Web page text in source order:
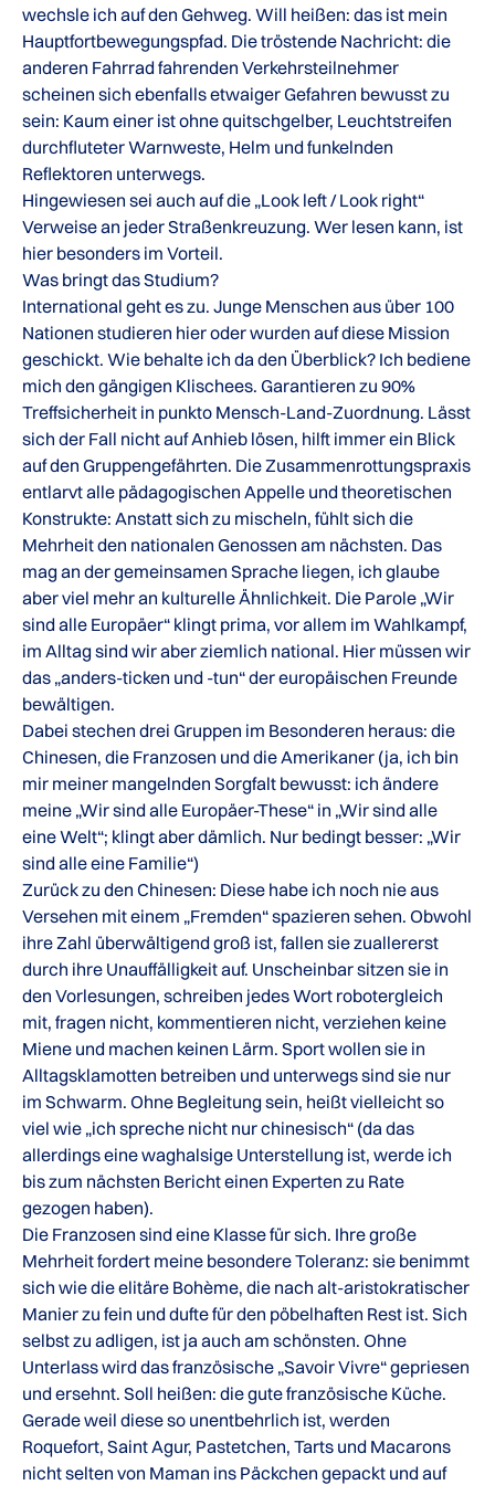
wechsle ich auf den Gehweg. Will heißen: das ist mein
Hauptfortbewegungspfad. Die tröstende Nachricht: die
anderen Fahrrad fahrenden Verkehrsteilnehmer
scheinen sich ebenfalls etwaiger Gefahren bewusst zu
sein: Kaum einer ist ohne quitschgelber, Leuchtstreifen
durchfluteter Warnweste, Helm und funkelnden
Reflektoren unterwegs.
Hingewiesen sei auch auf die „Look left / Look right“
Verweise an jeder Straßenkreuzung. Wer lesen kann, ist
hier besonders im Vorteil.
Was bringt das Studium?
International geht es zu. Junge Menschen aus über 100
Nationen studieren hier oder wurden auf diese Mission
geschickt. Wie behalte ich da den Überblick? Ich bediene
mich den gängigen Klischees. Garantieren zu 90%
Treffsicherheit in punkto Mensch-Land-Zuordnung. Lässt
sich der Fall nicht auf Anhieb lösen, hilft immer ein Blick
auf den Gruppengefährten. Die Zusammenrottungspraxis
entlarvt alle pädagogischen Appelle und theoretischen
Konstrukte: Anstatt sich zu mischeln, fühlt sich die
Mehrheit den nationalen Genossen am nächsten. Das
mag an der gemeinsamen Sprache liegen, ich glaube
aber viel mehr an kulturelle Ähnlichkeit. Die Parole „Wir
sind alle Europäer“ klingt prima, vor allem im Wahlkampf,
im Alltag sind wir aber ziemlich national. Hier müssen wir
das „anders-ticken und -tun“ der europäischen Freunde
bewältigen.
Dabei stechen drei Gruppen im Besonderen heraus: die
Chinesen, die Franzosen und die Amerikaner (ja, ich bin
mir meiner mangelnden Sorgfalt bewusst: ich ändere
meine „Wir sind alle Europäer-These“ in „Wir sind alle
eine Welt“; klingt aber dämlich. Nur bedingt besser: „Wir
sind alle eine Familie“)
Zurück zu den Chinesen: Diese habe ich noch nie aus
Versehen mit einem „Fremden“ spazieren sehen. Obwohl
ihre Zahl überwältigend groß ist, fallen sie zuallererst
durch ihre Unauffälligkeit auf. Unscheinbar sitzen sie in
den Vorlesungen, schreiben jedes Wort robotergleich
mit, fragen nicht, kommentieren nicht, verziehen keine
Miene und machen keinen Lärm. Sport wollen sie in
Alltagsklamotten betreiben und unterwegs sind sie nur
im Schwarm. Ohne Begleitung sein, heißt vielleicht so
viel wie „ich spreche nicht nur chinesisch“ (da das
allerdings eine waghalsige Unterstellung ist, werde ich
bis zum nächsten Bericht einen Experten zu Rate
gezogen haben).
Die Franzosen sind eine Klasse für sich. Ihre große
Mehrheit fordert meine besondere Toleranz: sie benimmt
sich wie die elitäre Bohème, die nach alt-aristokratischer
Manier zu fein und dufte für den pöbelhaften Rest ist. Sich
selbst zu adligen, ist ja auch am schönsten. Ohne
Unterlass wird das französische „Savoir Vivre“ gepriesen
und ersehnt. Soll heißen: die gute französische Küche.
Gerade weil diese so unentbehrlich ist, werden
Roquefort, Saint Agur, Pastetchen, Tarts und Macarons
nicht selten von Maman ins Päckchen gepackt und auf